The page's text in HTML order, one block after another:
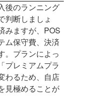
後のランニング
判断しましょ
みますが、POS
ム保守費、決済
。プランによっ
プレミアムプラ
わるため、自店
見極めることが